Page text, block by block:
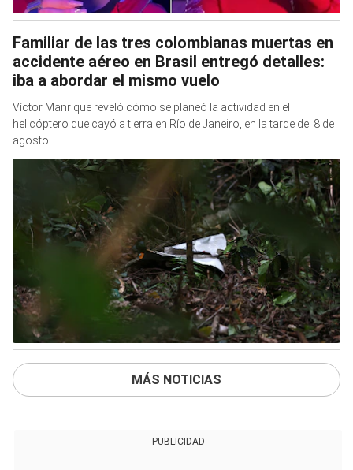
Familiar de las tres colombianas muertas en
accidente aéreo en Brasil entregó detalles:
iba a abordar el mismo vuelo
Víctor Manrique reveló cómo se planeó la actividad en el
helicóptero que cayó a tierra en Río de Janeiro, en la tarde del 8 de
agosto
MÁS NOTICIAS
PUBLICIDAD